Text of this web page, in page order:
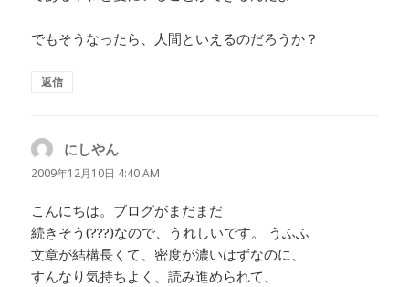
でもそうなったら、人間といえるのだろうか？
返信
にしやん
り:
2009年12月10日 4:40 AM
こんにちは。ブログがまだまだ
続きそう(???)なので、うれしいです。 うふふ
文章が結構長くて、密度が濃いはずなのに、
すんなり気持ちよく、読み進められて、